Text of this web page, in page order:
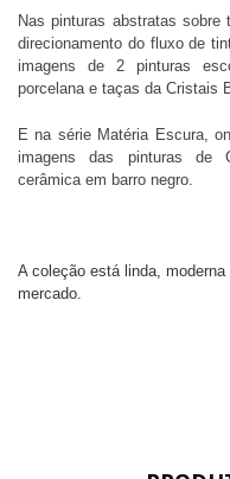
Nas pinturas abstratas
direcionamento do fluxo de
imagens de 2 pinturas
porcelana e taças da Cristais
E na série Matéria Escura,
imagens das pinturas de
cerâmica em barro negro.
A coleção está linda,
mercado.